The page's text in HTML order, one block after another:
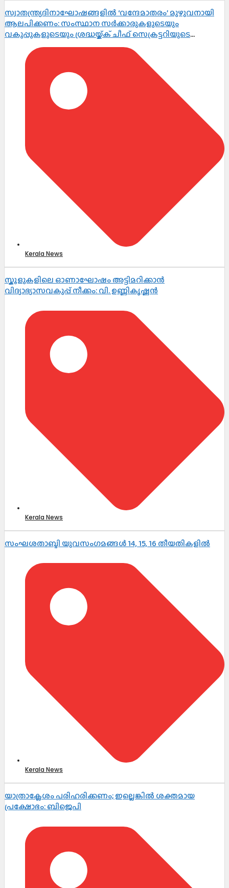
സ്വാതന്ത്ര്യദിനാഘോഷങ്ങളിൽ ‘വന്ദേമാതരം’ മുഴുവനായി
ആലപിക്കണം: സംസ്ഥാന സർക്കാരുകളുടെയും
വകുപ്പുകളുടെയും ശ്രദ്ധയ്ക്ക് ചീഫ് സെക്രട്ടറിയുടെ
നിർദ്ദേശം
Kerala News
സ്കൂളുകളിലെ ഓണാഘോഷം അട്ടിമറിക്കാൻ
വിദ്യാഭ്യാസവകുപ്പ് നീക്കം: വി. ഉണ്ണികൃഷ്ണൻ
Kerala News
സംഘശതാബ്ദി യുവസംഗമങ്ങള്‍ 14, 15, 16 തീയതികളില്‍
Kerala News
യാത്രാക്ലേശം പരിഹരിക്കണം; ഇല്ലെങ്കിൽ ശക്തമായ
പ്രക്ഷോഭം: ബിജെപി